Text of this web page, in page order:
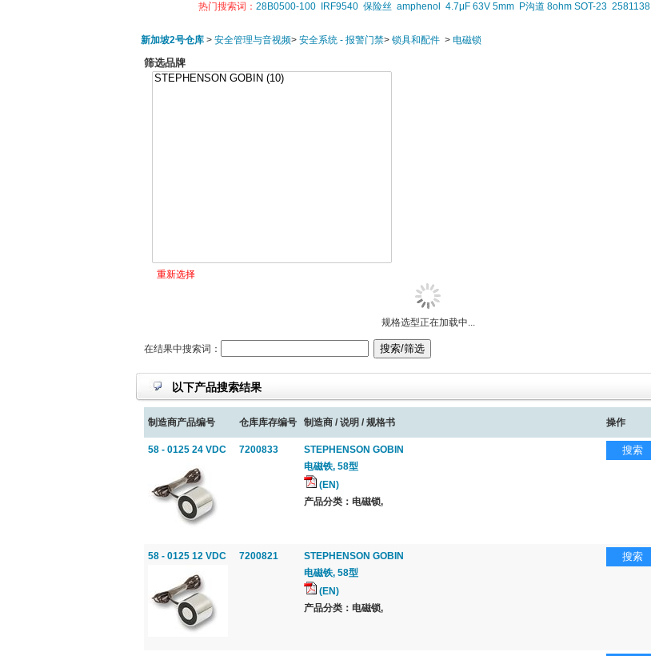
热门搜索词： 28B0500-100 IRF9540 保险丝 amphenol 4.7μF 63V 5mm P沟道 8ohm SOT-23 2581138
新加坡2号仓库 > 安全管理与音视频> 安全系统 - 报警门禁> 锁具和配件 > 电磁锁
筛选品牌
重新选择
规格选型正在加载中...
在结果中搜索词：
以下产品搜索结果
制造商产品编号 仓库库存编号 制造商 / 说明 / 规格书 操作
58 - 0125 24 VDC 7200833
STEPHENSON GOBIN
电磁铁, 58型
(EN)
产品分类：电磁锁,
搜索
58 - 0125 12 VDC 7200821
STEPHENSON GOBIN
电磁铁, 58型
(EN)
产品分类：电磁锁,
搜索